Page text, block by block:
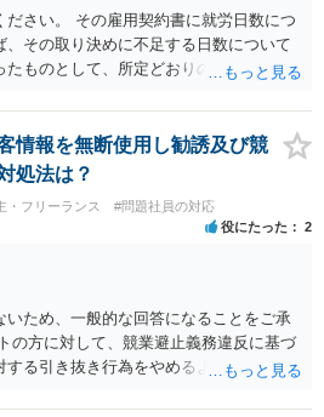
ださい。 その雇用契約書に就労日数につ
その取り決めに不足する日数について
たものとして、所定どおりの賃金（民法5
ます。ただ、自分からシフトの希望日
しいでしょう。 特に後者については、違
に申告して雇い主に指導をしてもらう手
基準法104条）。 前者については労働基
護士に請求を依頼したり、裁判所に民
りする方法を取ることになるでしょ
情報を無断使用し勧誘及び競
処法は？
・フリーランス #問題社員の対応
役にたった 2
ため、一般的な回答になることをご承
の方に対して、競業避止義務違反に基づ
する引き抜き行為をやめるように求める